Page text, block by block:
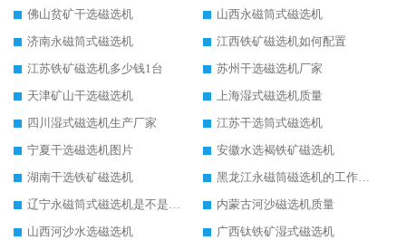
佛山贫矿干选磁选机
山西永磁筒式磁选机
济南永磁筒式磁选机
江西铁矿磁选机如何配置
江苏铁矿磁选机多少钱1台
苏州干选磁选机厂家
天津矿山干选磁选机
上海湿式磁选机质量
四川湿式磁选机生产厂家
江苏干选筒式磁选机
宁夏干选磁选机图片
安徽水选褐铁矿磁选机
湖南干选铁矿磁选机
黑龙江永磁筒磁选机的工作原理
辽宁永磁筒式磁选机是不是强磁
内蒙古河沙磁选机质量
山西河沙水选磁选机
广西钛铁矿湿式磁选机